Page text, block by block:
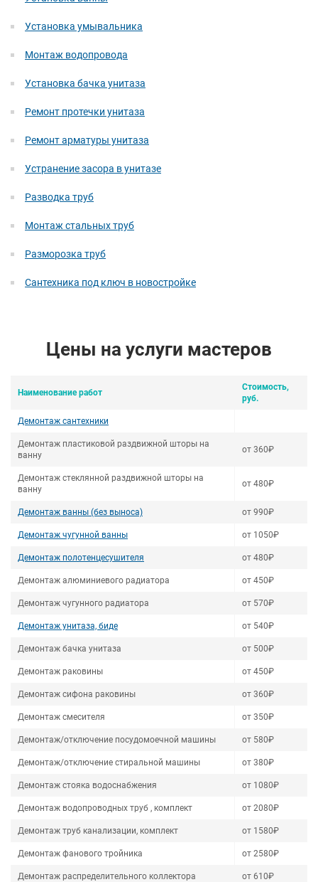
Установка умывальника
Монтаж водопровода
Установка бачка унитаза
Ремонт протечки унитаза
Ремонт арматуры унитаза
Устранение засора в унитазе
Разводка труб
Монтаж стальных труб
Разморозка труб
Сантехника под ключ в новостройке
Цены на услуги мастеров
Наименование работ
Стоимость,
руб.
Демонтаж сантехники
Демонтаж пластиковой раздвижной шторы на
ванну
от 360₽
Демонтаж стеклянной раздвижной шторы на
ванну
от 480₽
Демонтаж ванны (без выноса) от 990₽
Демонтаж чугунной ванны от 1050₽
Демонтаж полотенцесушителя от 480₽
Демонтаж алюминиевого радиатора от 450₽
Демонтаж чугунного радиатора от 570₽
Демонтаж унитаза, биде от 540₽
Демонтаж бачка унитаза от 500₽
Демонтаж раковины от 450₽
Демонтаж сифона раковины от 360₽
Демонтаж смесителя от 350₽
Демонтаж/отключение посудомоечной машины от 580₽
Демонтаж/отключение стиральной машины от 380₽
Демонтаж стояка водоснабжения от 1080₽
Демонтаж водопроводных труб , комплект от 2080₽
Демонтаж труб канализации, комплект от 1580₽
Демонтаж фанового тройника от 2580₽
Демонтаж распределительного коллектора от 610₽